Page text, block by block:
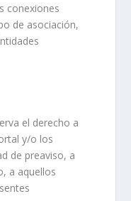
conexiones
de asociación,
el derecho a
y/o los
de preaviso, a
a aquellos